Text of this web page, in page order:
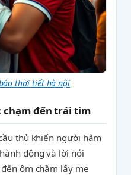
thời tiết hà nội
chạm đến trái tim
thủ khiến người hâm
động và lời nói
ôm chầm lấy mẹ